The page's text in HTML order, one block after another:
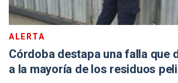
ALERTA
Córdoba destapa una falla que
a la mayoría de los residuos